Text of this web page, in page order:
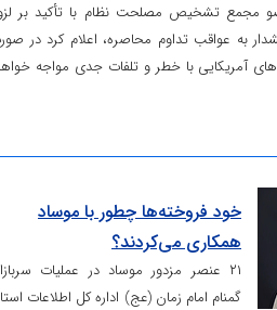
نظام با تأکید بر لزوم
محاصره، اعلام کرد در صورت
خطر و تلفات جدی مواجه خواهند
چطور با موساد
می‌کردند؟
موساد در عملیات سربازان
زمان (عج) اداره کل اطلاعات استان